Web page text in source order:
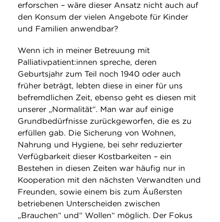
erforschen – wäre dieser Ansatz nicht auch auf
den Konsum der vielen Angebote für Kinder
und Familien anwendbar?
Wenn ich in meiner Betreuung mit
Palliativpatient:innen spreche, deren
Geburtsjahr zum Teil noch 1940 oder auch
früher beträgt, lebten diese in einer für uns
befremdlichen Zeit, ebenso geht es diesen mit
unserer „Normalität“. Man war auf einige
Grundbedürfnisse zurückgeworfen, die es zu
erfüllen gab. Die Sicherung von Wohnen,
Nahrung und Hygiene, bei sehr reduzierter
Verfügbarkeit dieser Kostbarkeiten – ein
Bestehen in diesen Zeiten war häufig nur in
Kooperation mit den nächsten Verwandten und
Freunden, sowie einem bis zum Äußersten
betriebenen Unterscheiden zwischen
„Brauchen“ und“ Wollen“ möglich. Der Fokus